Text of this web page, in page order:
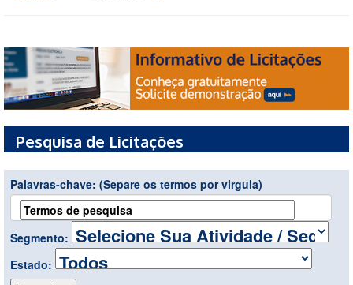
Pesquisa de Licitações
Palavras-chave: (Separe os termos por virgula)
Segmento:
Estado: